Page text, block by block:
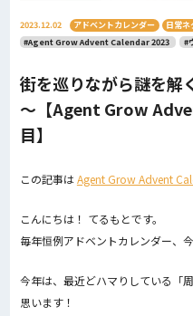
2023.12.02 アドベントカレンダー
日常ネ
#Agent Grow Advent Calendar 2023
#
街を巡りながら謎を解
～【Agent Grow
目】
この記事はAgent Grow Advent
こんにちは！ てるもとです。
毎年恒例アドベントカレンダー、
今年は、最近どハマりしている「
思います！